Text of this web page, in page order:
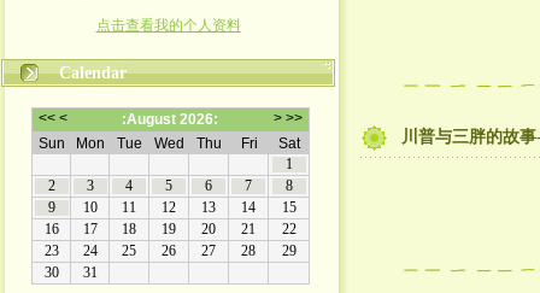
点击查看我的个人资料
Calendar
川普与三胖的故事